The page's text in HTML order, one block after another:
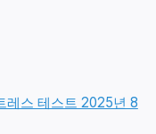
레스 테스트 2025년 8